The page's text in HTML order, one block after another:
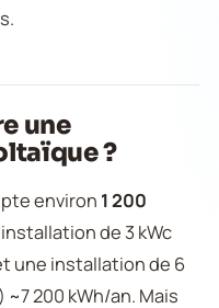
une
?
environ 1 200
de 3 kWc
une installation de 6
200 kWh/an. Mais